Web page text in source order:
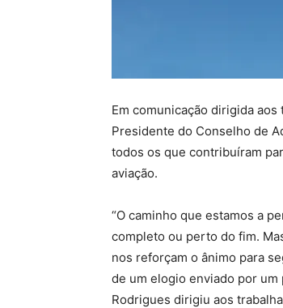
Em comunicação dirigida
Presidente do Conselho de
todos os que contribuíram
aviação.
“O caminho que estamos a
completo ou perto do fim.
nos reforçam o ânimo para
de um elogio enviado por
Rodrigues dirigiu aos